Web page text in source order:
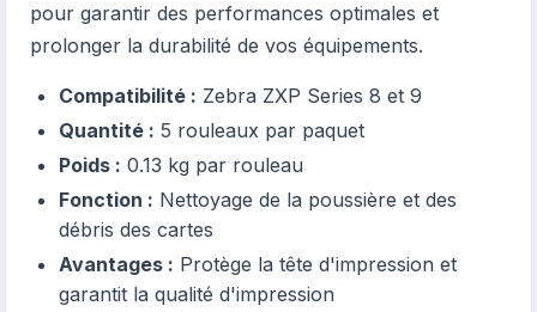
pour garantir des performances optimales et
prolonger la durabilité de vos équipements.
Compatibilité : Zebra ZXP Series 8 et 9
Quantité : 5 rouleaux par paquet
Poids : 0.13 kg par rouleau
Fonction : Nettoyage de la poussière et des
débris des cartes
Avantages : Protège la tête d'impression et
garantit la qualité d'impression